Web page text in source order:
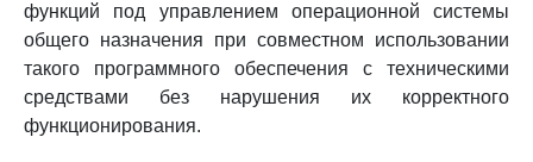
функций под управлением операционной системы
общего назначения при совместном использовании
такого программного обеспечения с техническими
средствами без нарушения их корректного
функционирования.